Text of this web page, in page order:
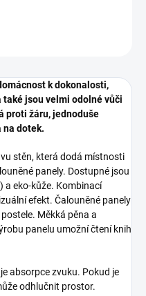
k dokonalosti,
jsou velmi odolné vůči
proti žáru, jednoduše
dotek.
stěn, která dodá místnosti
panely. Dostupné jsou
a eko-kůže. Kombinací
efekt. Čalouněné panely
Měkká pěna a
panelu umožní čtení knih
absorpce zvuku. Pokud je
odhlučnit prostor.